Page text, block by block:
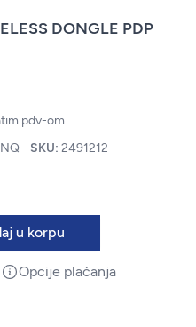
DONGLE PDP
pdv-om
SKU: 2491212
u korpu
Opcije plaćanja